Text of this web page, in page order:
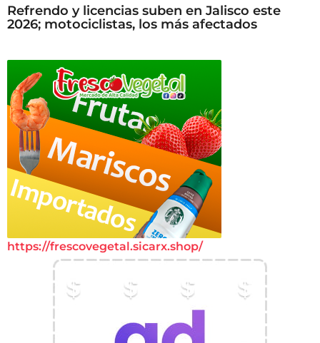
Refrendo y licencias suben en Jalisco este
2026; motociclistas, los más afectados
https://frescovegetal.sicarx.shop/